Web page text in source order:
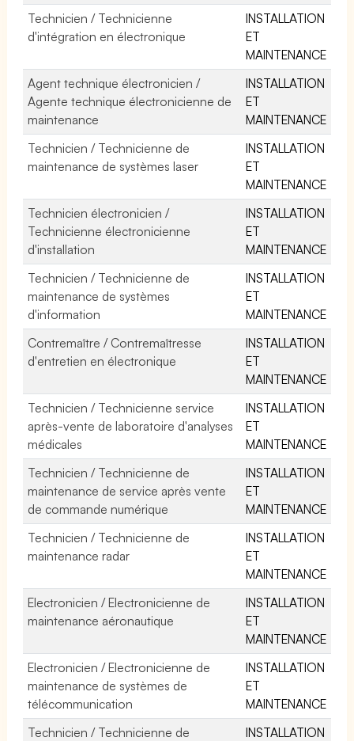
Technicien / Technicienne
d'intégration en électronique
INSTALLATION
ET
MAINTENANCE
Agent technique électronicien /
Agente technique électronicienne de
maintenance
INSTALLATION
ET
MAINTENANCE
Technicien / Technicienne de
maintenance de systèmes laser
INSTALLATION
ET
MAINTENANCE
Technicien électronicien /
Technicienne électronicienne
d'installation
INSTALLATION
ET
MAINTENANCE
Technicien / Technicienne de
maintenance de systèmes
d'information
INSTALLATION
ET
MAINTENANCE
Contremaître / Contremaîtresse
d'entretien en électronique
INSTALLATION
ET
MAINTENANCE
Technicien / Technicienne service
après-vente de laboratoire d'analyses
médicales
INSTALLATION
ET
MAINTENANCE
Technicien / Technicienne de
maintenance de service après vente
de commande numérique
INSTALLATION
ET
MAINTENANCE
Technicien / Technicienne de
maintenance radar
INSTALLATION
ET
MAINTENANCE
Electronicien / Electronicienne de
maintenance aéronautique
INSTALLATION
ET
MAINTENANCE
Electronicien / Electronicienne de
maintenance de systèmes de
télécommunication
INSTALLATION
ET
MAINTENANCE
Technicien / Technicienne de
INSTALLATION